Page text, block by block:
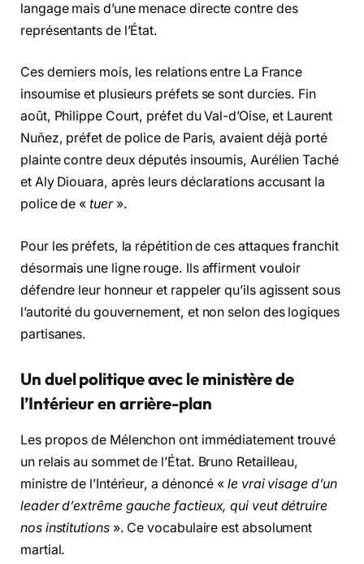
langage mais d’une menace directe contre des
représentants de l’État.
Ces derniers mois, les relations entre La France
insoumise et plusieurs préfets se sont durcies. Fin
août, Philippe Court, préfet du Val-d’Oise, et Laurent
Nuñez, préfet de police de Paris, avaient déjà porté
plainte contre deux députés insoumis, Aurélien Taché
et Aly Diouara, après leurs déclarations accusant la
police de « tuer».
Pour les préfets, la répétition de ces attaques franchit
désormais une ligne rouge. Ils affirment vouloir
défendre leur honneur et rappeler qu’ils agissent sous
l’autorité du gouvernement, et non selon des logiques
partisanes.
Un duel politique avec le ministère de
l’Intérieur en arrière-plan
Les propos de Mélenchon ont immédiatement trouvé
un relais au sommet de l’État. Bruno Retailleau,
ministre de l’Intérieur, a dénoncé « le vrai visage d’un
leader d’extrême gauche factieux, qui veut détruire
nos institutions». Ce vocabulaire est absolument
martial.